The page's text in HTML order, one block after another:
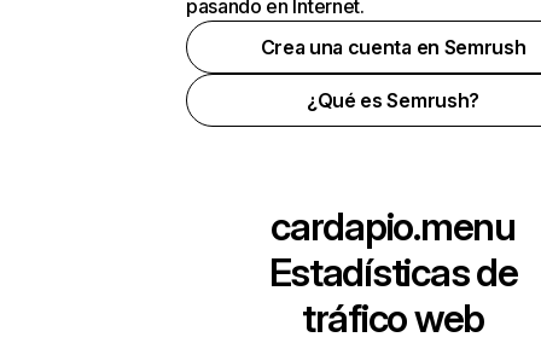
pasando en Internet.
Crea una cuenta en Semrush
¿Qué es Semrush?
cardapio.menu
Estadísticas de
tráfico web